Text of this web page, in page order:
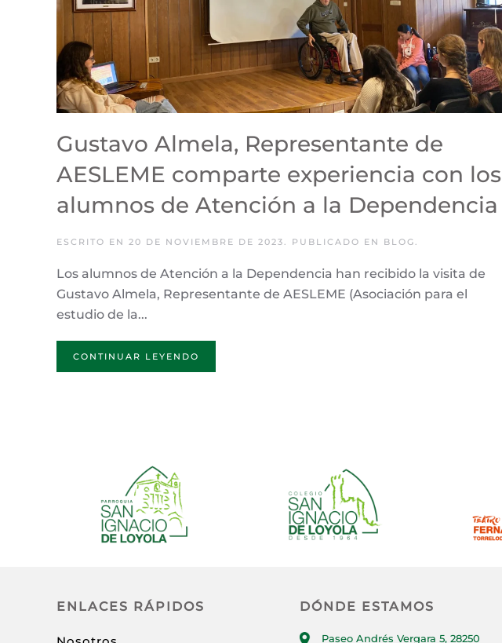
Gustavo Almela, Representante de
AESLEME comparte experiencia con los
alumnos de Atención a la Dependencia
ESCRITO EN 20 DE NOVIEMBRE DE 2023. PUBLICADO EN BLOG.
Los alumnos de Atención a la Dependencia han recibido la visita de
Gustavo Almela, Representante de AESLEME (Asociación para el
estudio de la...
CONTINUAR LEYENDO
ENLACES RÁPIDOS DÓNDE ESTAMOS
Paseo Andrés Vergara 5, 28250